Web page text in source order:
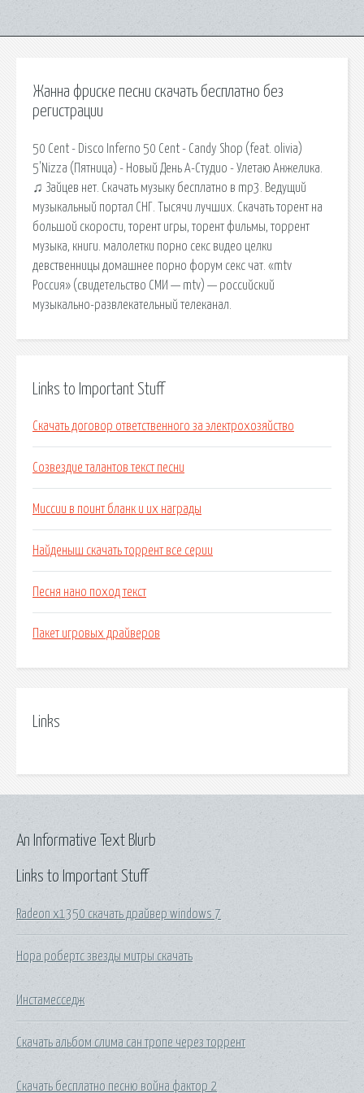
Жанна фриске песни скачать бесплатно без
регистрации
50 Cent - Disco Inferno 50 Cent - Candy Shop (feat. olivia)
5'Nizza (Пятница) - Новый День А-Студио - Улетаю Анжелика.
♫ Зайцев нет. Скачать музыку бесплатно в mp3. Ведущий
музыкальный портал СНГ. Тысячи лучших. Скачать торент на
большой скорости, торент игры, торент фильмы, торрент
музыка, книги. малолетки порно секс видео целки
девственницы домашнее порно форум секс чат. «mtv
Россия» (свидетельство СМИ — mtv) — российский
музыкально-развлекательный телеканал.
Links to Important Stuff
Скачать договор ответственного за электрохозяйство
Созвездие талантов текст песни
Миссии в поинт бланк и их награды
Найденыш скачать торрент все серии
Песня нано поход текст
Пакет игровых драйверов
Links
Links to Important Stuff
Radeon x1350 скачать драйвер windows 7
Нора робертс звезды митры скачать
Инстамесседж
Скачать альбом слима сан тропе через торрент
Скачать бесплатно песню война фактор 2
An Informative Text Blurb